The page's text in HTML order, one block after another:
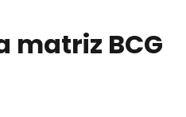
matriz BCG